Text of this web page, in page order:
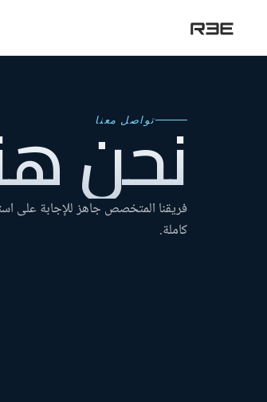
تواصل معنا
نحن
فريقنا المتخصص جاهز للإجابة على
كاملة.